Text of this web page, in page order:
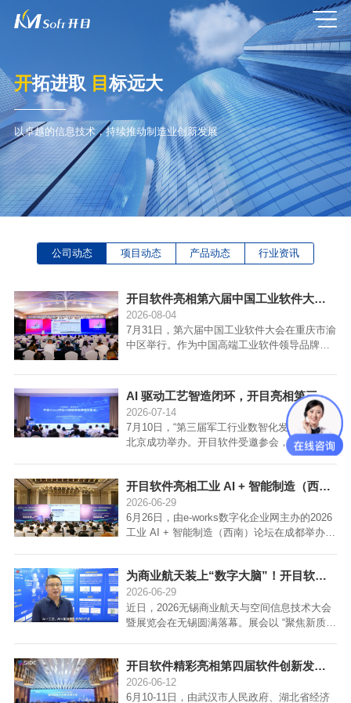
开拓进取 目 标远大
以卓越的信息技术，持续推动制造业创新发展
公司动态 项目动态 产品动态 行业资讯
开目软件亮相第六届中国工业软件大会，共探“工业软件+ AI”融合创新之道...
2026-08-04
7月31日，第六届中国工业软件大会在重庆市渝
中区举行。作为中国高端工业软件领导品牌，
报告，为重庆、西南地区制造业高质量发展，
以及全国新型工业化建设注入数字化、智能化
动能。
AI 驱动工艺智造闭环，开目亮相第三届军工行业数智化发展论坛...
2026-07-14
7月10日，“第三届军工行业数智化发展论坛”在
北京成功举办。开目软件受邀参会，MOM 事
业部总工程师杨亚菲发表专题演讲，为高端装
提供可行路径。
开目软件亮相工业 AI + 智能制造（西南）论坛，解构高端制造数智化转型落地范式...
2026-06-29
6月26日，由e-works数字化企业网主办的2026
工业 AI + 智能制造（西南）论坛在成都举办。
装备、汽车电子等制造企业与数字化服务商，
研讨工业 AI 规模化落地路径。开目软件西南大
区副总经理岳小军受邀参会并发表主旨演讲。
为商业航天装上“数字大脑”！开目软件精彩亮相无锡空天产业盛会...
2026-06-29
近日，2026无锡商业航天与空间信息技术大会
暨展览会在无锡圆满落幕。展会以 “聚焦新质生
管部门与产业资本，搭建 “会+展+产+金” 一体
化产业交流平台。作为中国高端工业软件领导
品牌，开目软件携AI赋能的航天领域研发工艺
开目软件精彩亮相第四届软件创新发展大会，共探工业AI创新之道...
2026-06-12
6月10-11日，由武汉市人民政府、湖北省经济